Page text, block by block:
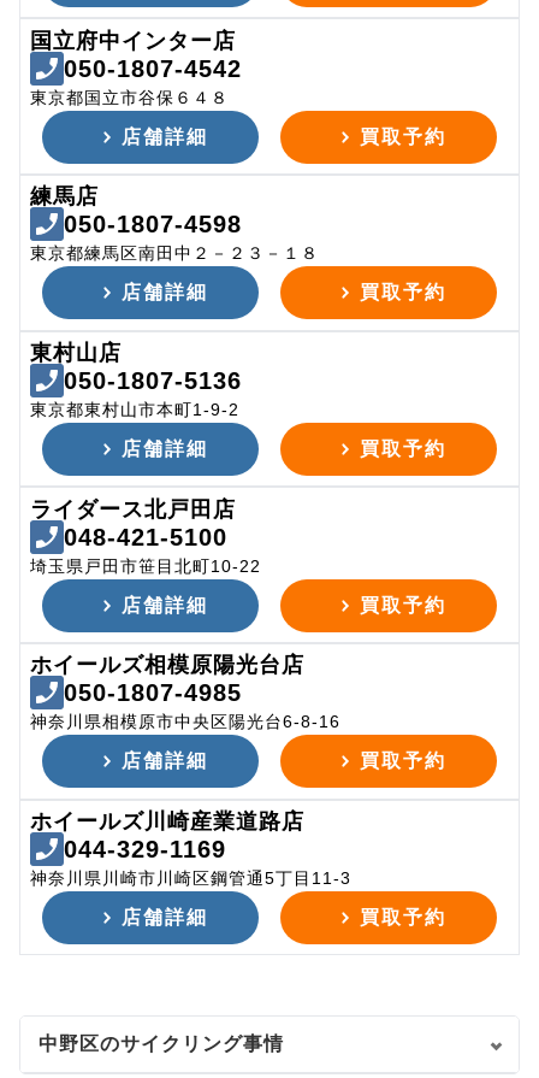
国立府中インター店
050-1807-4542
東京都国立市谷保６４８
店舗詳細 買取予約
練馬店
050-1807-4598
東京都練馬区南田中２－２３－１８
店舗詳細 買取予約
東村山店
050-1807-5136
東京都東村山市本町1-9-2
店舗詳細 買取予約
ライダース北戸田店
048-421-5100
埼玉県戸田市笹目北町10-22
店舗詳細 買取予約
ホイールズ相模原陽光台店
050-1807-4985
神奈川県相模原市中央区陽光台6-8-16
店舗詳細 買取予約
ホイールズ川崎産業道路店
044-329-1169
神奈川県川崎市川崎区鋼管通5丁目11-3
店舗詳細 買取予約
中野区のサイクリング事情